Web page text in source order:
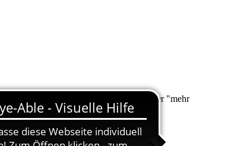
nach Ihrem Anliegen suchen. Unter "mehr